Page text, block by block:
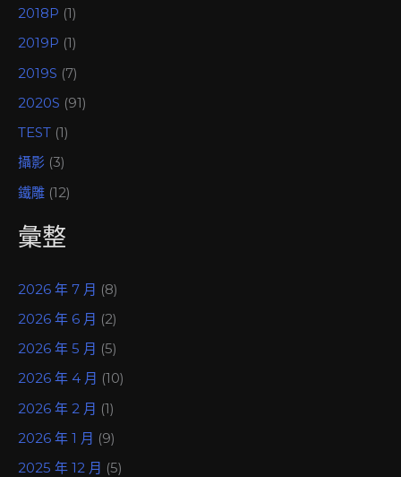
2018P (1)
2019P (1)
2019S (7)
2020S (91)
TEST (1)
攝影 (3)
鐵雕 (12)
彙整
2026 年 7 月 (8)
2026 年 6 月 (2)
2026 年 5 月 (5)
2026 年 4 月 (10)
2026 年 2 月 (1)
2026 年 1 月 (9)
2025 年 12 月 (5)